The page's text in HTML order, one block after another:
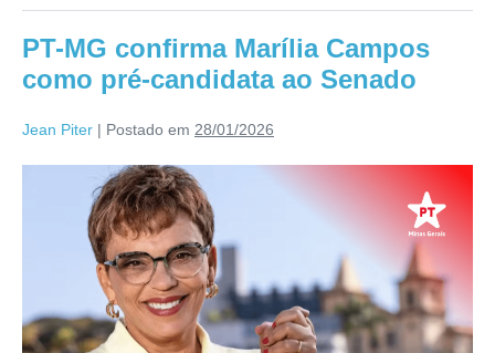
PT-MG confirma Marília Campos
como pré-candidata ao Senado
Jean Piter | Postado em 28/01/2026